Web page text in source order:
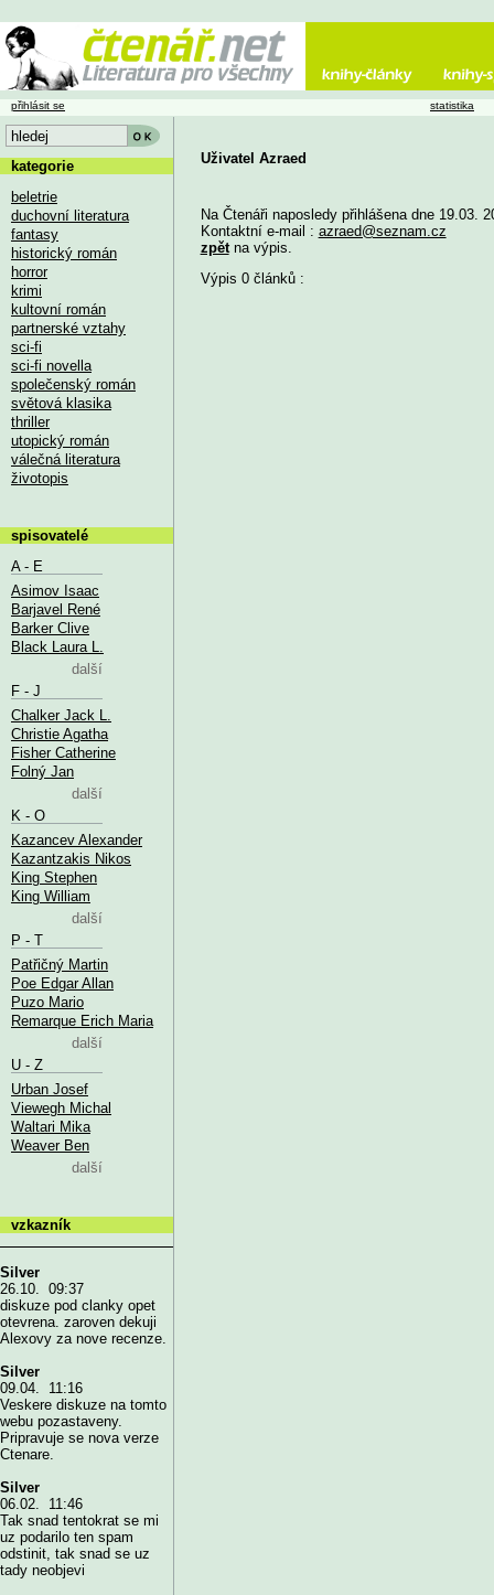
Uživatel Azraed
Na Čtenáři naposledy přihlášena dne 19.03.
Kontaktní e-mail : azraed@seznam.cz
zpětna výpis.
Výpis 0 článků :
přihlásit se statistika
kategorie
beletrie
duchovní literatura
fantasy
historický román
horror
krimi
kultovní román
partnerské vztahy
sci-fi
sci-fi novella
společenský román
světová klasika
thriller
utopický román
válečná literatura
životopis
spisovatelé
A - E
Asimov Isaac
Barjavel René
Barker Clive
Black Laura L.
další
F - J
Chalker Jack L.
Christie Agatha
Fisher Catherine
Folný Jan
další
K - O
Kazancev Alexander
Kazantzakis Nikos
King Stephen
King William
další
P - T
Patřičný Martin
Poe Edgar Allan
Puzo Mario
Remarque Erich Maria
další
U - Z
Urban Josef
Viewegh Michal
Waltari Mika
Weaver Ben
další
vzkazník
Silver
26.10. 09:37
diskuze pod clanky opet
otevrena. zaroven dekuji
Alexovy za nove recenze.
Silver
09.04. 11:16
Veskere diskuze na tomto
webu pozastaveny.
Pripravuje se nova verze
Ctenare.
Silver
06.02. 11:46
Tak snad tentokrat se mi
uz podarilo ten spam
odstinit, tak snad se uz
tady neobjevi